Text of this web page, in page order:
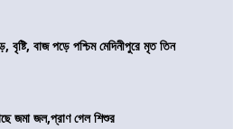
বাজ পড়ে পশ্চিম মেদিনীপুরে মৃত তিন
জমা জল,প্রাণ গেল শিশুর